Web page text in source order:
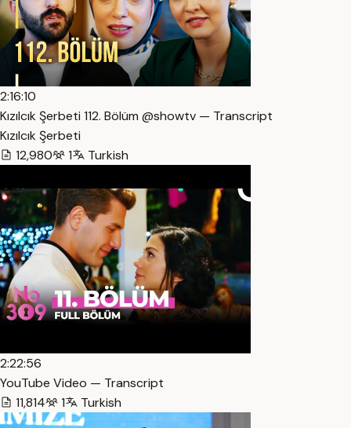
2:16:10
Kızılcık Şerbeti 112. Bölüm @showtv — Transcript
Kızılcık Şerbeti
12,980
1 Turkish
2:22:56
YouTube Video — Transcript
11,814
1 Turkish